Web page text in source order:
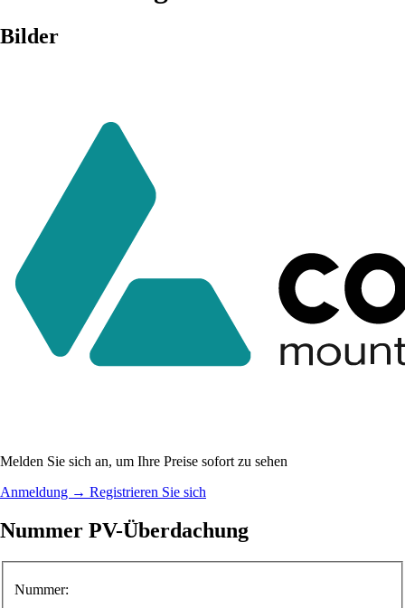
Bilder
Melden Sie sich an, um Ihre Preise sofort zu sehen
Anmeldung → Registrieren Sie sich
Nummer PV-Überdachung
Nummer: